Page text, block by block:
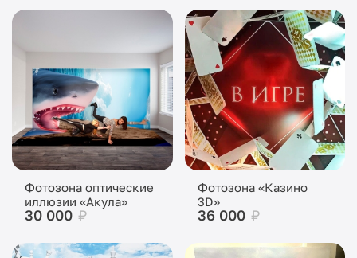
Фотозона оптические
иллюзии «Акула»
30 000 ₽
Фотозона «Казино
3D»
36 000 ₽